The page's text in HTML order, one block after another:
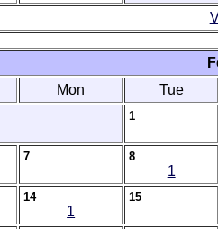
Mon Tue
1
7 8
1
14
1
15